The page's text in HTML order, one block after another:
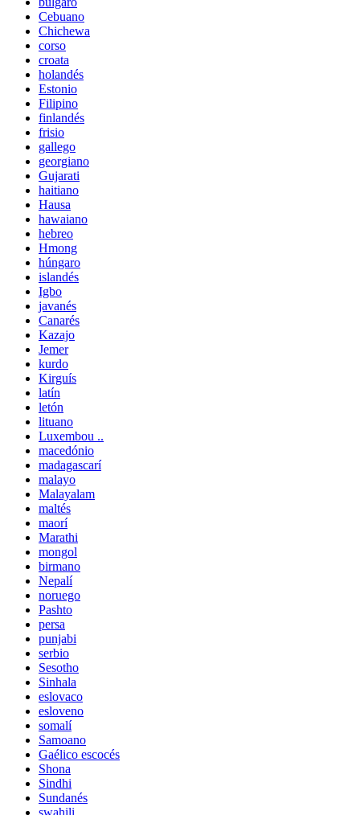
Cebuano
Chichewa
corso
croata
holandés
Estonio
Filipino
finlandés
frisio
gallego
georgiano
Gujarati
haitiano
Hausa
hawaiano
hebreo
Hmong
húngaro
islandés
Igbo
javanés
Canarés
Kazajo
Jemer
kurdo
Kirguís
latín
letón
lituano
Luxembou ..
macedónio
madagascarí
malayo
Malayalam
maltés
maorí
Marathi
mongol
birmano
Nepalí
noruego
Pashto
persa
punjabi
serbio
Sesotho
Sinhala
eslovaco
esloveno
somalí
Samoano
Gaélico escocés
Shona
Sindhi
Sundanés
swahili